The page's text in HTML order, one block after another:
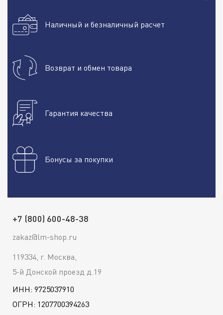
Наличный и безналичный расчет
Возврат и обмен товара
Гарантия качества
Бонусы за покупки
+7 (800) 600-48-38
zakaz@lm-shop.ru
119334, г. Москва,
5-й Донской проезд д.19
ИНН: 9725037910
ОГРН: 1207700394263